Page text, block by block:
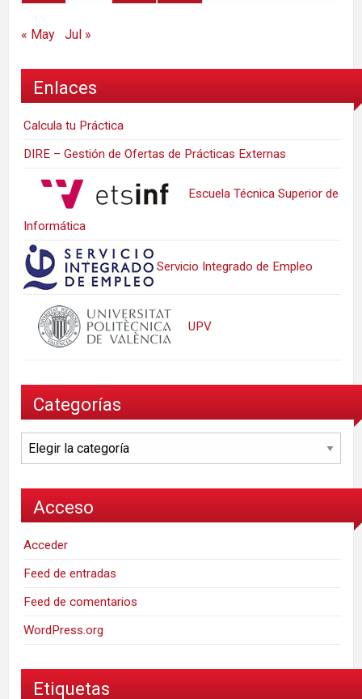
« May Jul »
Enlaces
Calcula tu Práctica
DIRE – Gestión de Ofertas de Prácticas Externas
Escuela Técnica Superior de
Informática
Servicio Integrado de Empleo
UPV
Categorías
Categorías
Acceso
Acceder
Feed de entradas
Feed de comentarios
WordPress.org
Etiquetas